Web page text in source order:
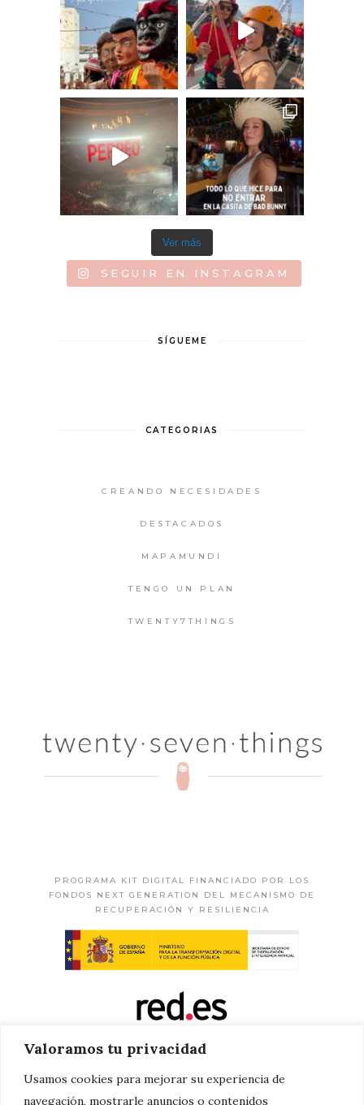
Valoramos tu privacidad
Usamos cookies para mejorar su experiencia de
navegación, mostrarle anuncios o contenidos
Ver más
SEGUIR EN INSTAGRAM
SÍGUEME
CATEGORIAS
CREANDO NECESIDADES
DESTACADOS
MAPAMUNDI
TENGO UN PLAN
TWENTY7THINGS
PROGRAMA KIT DIGITAL FINANCIADO POR LOS
FONDOS NEXT GENERATION DEL MECANISMO DE
RECUPERACIÓN Y RESILIENCIA